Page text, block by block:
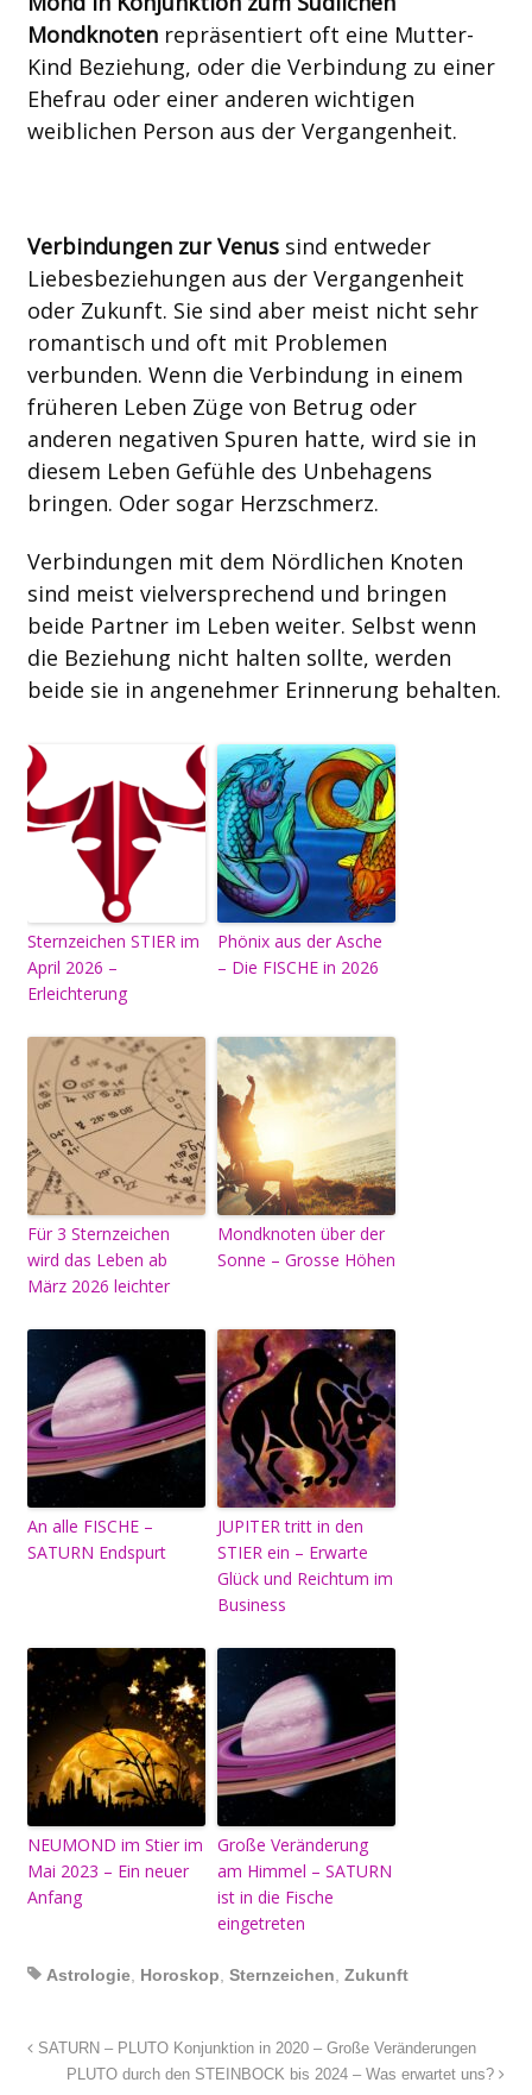
Mondknotenrepräsentiert oft eine Mutter-
Kind Beziehung, oder die Verbindung zu einer
Ehefrau oder einer anderen wichtigen
weiblichen Person aus der Vergangenheit.
Verbindungen zur Venussind entweder
Liebesbeziehungen aus der Vergangenheit
oder Zukunft. Sie sind aber meist nicht sehr
romantisch und oft mit Problemen
verbunden. Wenn die Verbindung in einem
früheren Leben Züge von Betrug oder
anderen negativen Spuren hatte, wird sie in
diesem Leben Gefühle des Unbehagens
bringen. Oder sogar Herzschmerz.
Verbindungen mit dem Nördlichen Knoten
sind meist vielversprechend und bringen
beide Partner im Leben weiter. Selbst wenn
die Beziehung nicht halten sollte, werden
beide sie in angenehmer Erinnerung behalten.
Sternzeichen STIER im
April 2026 –
Erleichterung
Phönix aus der Asche
– Die FISCHE in 2026
Für 3 Sternzeichen
wird das Leben ab
März 2026 leichter
Mondknoten über der
Sonne – Grosse Höhen
An alle FISCHE –
SATURN Endspurt
JUPITER tritt in den
STIER ein – Erwarte
Glück und Reichtum im
Business
NEUMOND im Stier im
Mai 2023 – Ein neuer
Anfang
Große Veränderung
am Himmel – SATURN
ist in die Fische
eingetreten
Astrologie, Horoskop Sternzeichen Zukunft
SATURN – PLUTO Konjunktion in 2020 – Große Veränderungen
PLUTO durch den STEINBOCK bis 2024 – Was erwartet uns?